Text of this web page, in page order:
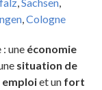
,Cologne
: une économie
situation de
emploiet un fort